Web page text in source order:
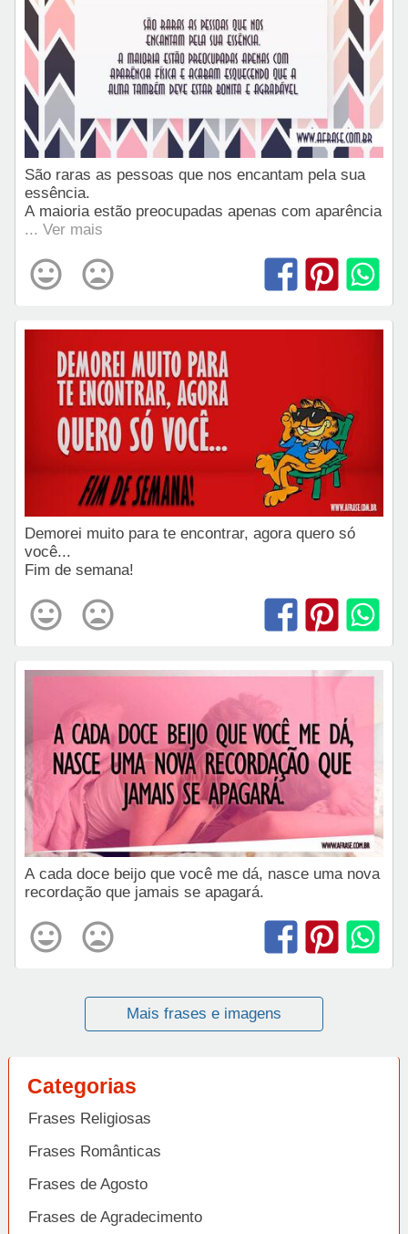
São raras as pessoas que nos encantam pela sua
essência.
A maioria estão preocupadas apenas com aparência
... Ver mais
Demorei muito para te encontrar, agora quero só
você...
Fim de semana!
A cada doce beijo que você me dá, nasce uma nova
recordação que jamais se apagará.
Mais frases e imagens
Categorias
Frases Religiosas
Frases Românticas
Frases de Agosto
Frases de Agradecimento